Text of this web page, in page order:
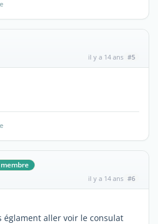
il y a 14 ans #5
il y a 14 ans #6
églament aller voir le consulat